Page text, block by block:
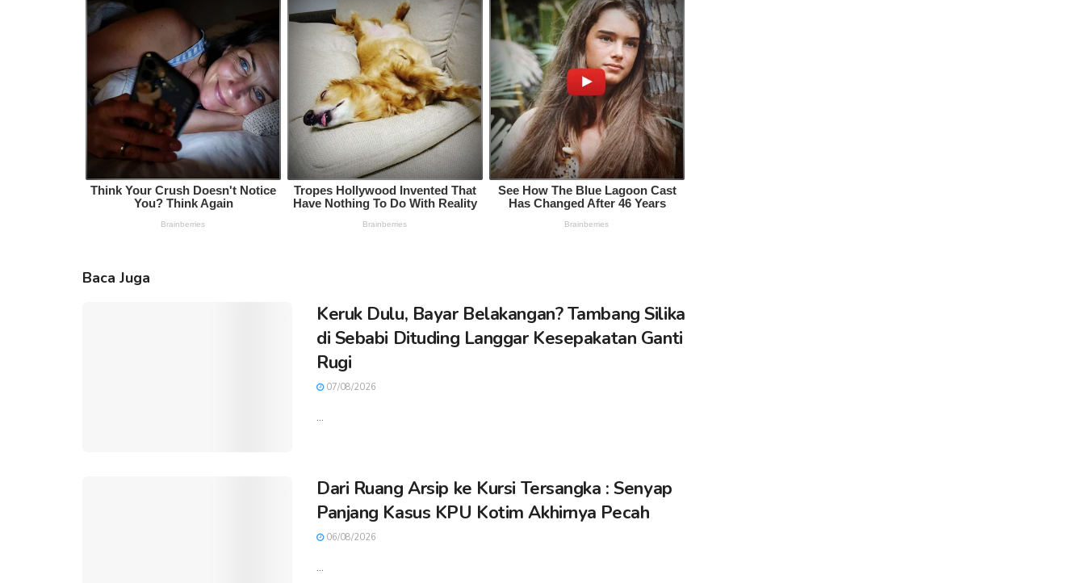
Baca Juga
Keruk Dulu, Bayar Belakangan? Tambang Silika
di Sebabi Dituding Langgar Kesepakatan Ganti
Rugi
07/08/2026
Dari Ruang Arsip ke Kursi Tersangka : Senyap
Panjang Kasus KPU Kotim Akhirnya Pecah
06/08/2026